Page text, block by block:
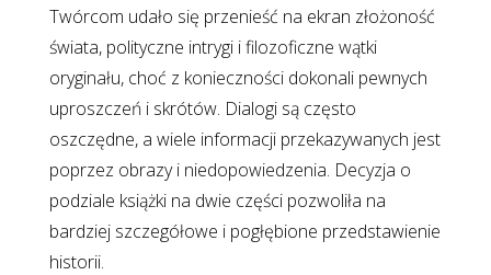
Twórcom udało się przenieść na ekran złożoność
świata, polityczne intrygi i filozoficzne wątki
oryginału, choć z konieczności dokonali pewnych
uproszczeń i skrótów. Dialogi są często
oszczędne, a wiele informacji przekazywanych jest
poprzez obrazy i niedopowiedzenia. Decyzja o
podziale książki na dwie części pozwoliła na
bardziej szczegółowe i pogłębione przedstawienie
historii.